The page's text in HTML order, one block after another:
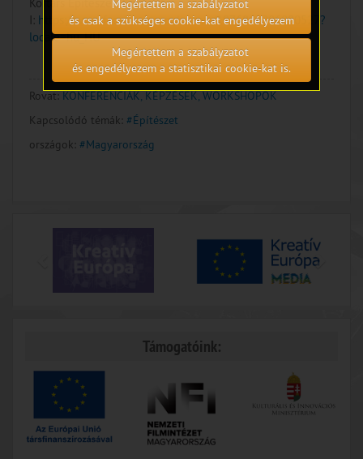
I: https://www.facebook.com/events/1076862206880527?
locale=hu_HU
Rovat:KONFERENCIÁK, KÉPZÉSEK, WORKSHOPOK
Kapcsolódó témák: #Építészet
országok: #Magyarország
Támogatóink:
Megértettem a szabályzatot
és csak a szükséges cookie-kat engedélyezem
Megértettem a szabályzatot
és engedélyezem a statisztikai cookie-kat is.